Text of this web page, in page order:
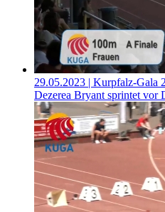
29.05.2023 | Kurpfalz-Gala
Dezerea Bryant sprintet vor